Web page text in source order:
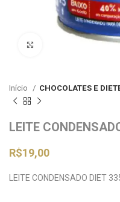
Clique para ampliar
Início CHOCOLATES E
LEITE
R$19,00
LEITE CONDENSADO DIET